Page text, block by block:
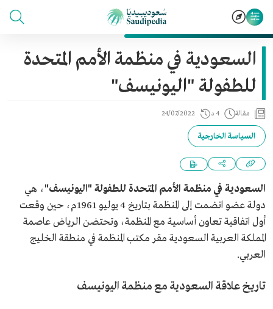
السعودية في منظمة الأمم المتحدة
للطفولة "اليونيسف"
مقالة 4 د 24/07/2022
السياسة الخارجية
السعودية في منظمة الأمم المتحدة للطفولة "اليونيسف"، هي
دولة عضو انضمت إلى المنظمة بتاريخ 4 يوليو 1961م، حين وقعت
أول اتفاقية تعاون أساسية مع المنظمة، وتحتضن الرياض عاصمة
المملكة العربية السعودية مقر مكتب المنظمة في منطقة الخليج
العربي.
تاريخ علاقة السعودية مع منظمة اليونيسف